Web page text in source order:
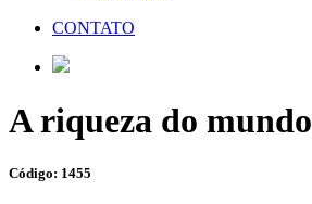
CONTATO
A riqueza do mundo
Código: 1455